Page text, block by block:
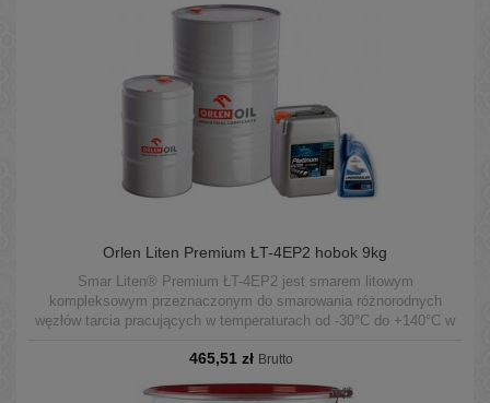
Orlen Liten Premium ŁT-4EP2 hobok 9kg
Smar Liten® Premium ŁT-4EP2 jest smarem litowym
kompleksowym przeznaczonym do smarowania różnorodnych
węzłów tarcia pracujących w temperaturach od -30°C do +140°C w
465,51 zł Brutto